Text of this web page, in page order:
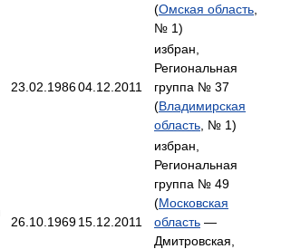
(Омская область
№ 1)
23.02.198604.12.2011
избран,
Региональная
группа № 37
(Владимирская
область , № 1)
26.10.196915.12.2011
избран,
Региональная
группа № 49
(Московская
область —
Дмитровская,